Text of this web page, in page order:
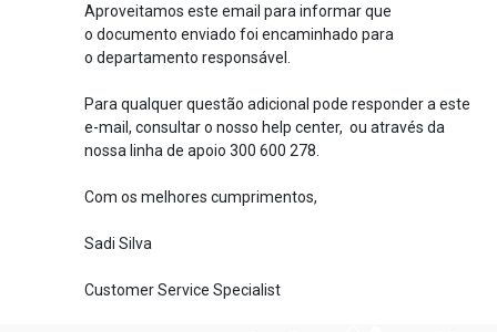
Aproveitamos este email para informar que
o documento enviado foi encaminhado para
o departamento responsável.
Para qualquer questão adicional pode responder a este
e-mail, consultar o nosso help center, ou através da
nossa linha de apoio 300 600 278.
Com os melhores cumprimentos,
Sadi Silva
Customer Service Specialist